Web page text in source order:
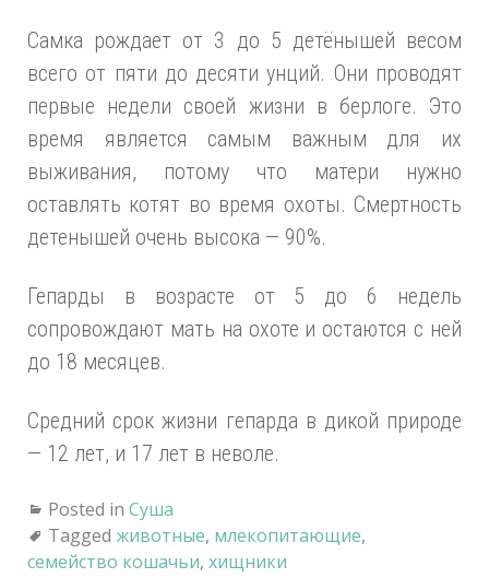
Самка рождает от 3 до 5 детёнышей весом
всего от пяти до десяти унций. Они проводят
первые недели своей жизни в берлоге. Это
время является самым важным для их
выживания, потому что матери нужно
оставлять котят во время охоты. Смертность
детенышей очень высока — 90%.
Гепарды в возрасте от 5 до 6 недель
сопровождают мать на охоте и остаются с ней
до 18 месяцев.
Средний срок жизни гепарда в дикой природе
— 12 лет, и 17 лет в неволе.
Posted in Суша
Tagged животные, млекопитающие,
семейство кошачьи, хищники